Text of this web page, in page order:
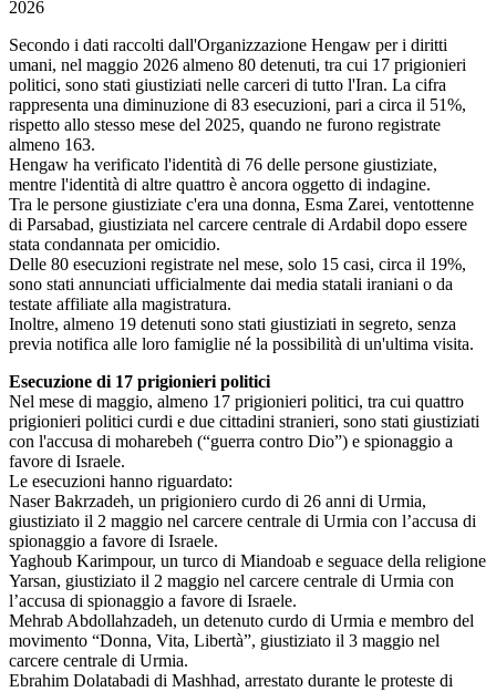
2026
Secondo i dati raccolti dall'Organizzazione Hengaw per i diritti
umani, nel maggio 2026 almeno 80 detenuti, tra cui 17 prigionieri
politici, sono stati giustiziati nelle carceri di tutto l'Iran. La cifra
rappresenta una diminuzione di 83 esecuzioni, pari a circa il 51%,
rispetto allo stesso mese del 2025, quando ne furono registrate
almeno 163.
Hengaw ha verificato l'identità di 76 delle persone giustiziate,
mentre l'identità di altre quattro è ancora oggetto di indagine.
Tra le persone giustiziate c'era una donna, Esma Zarei, ventottenne
di Parsabad, giustiziata nel carcere centrale di Ardabil dopo essere
stata condannata per omicidio.
Delle 80 esecuzioni registrate nel mese, solo 15 casi, circa il 19%,
sono stati annunciati ufficialmente dai media statali iraniani o da
testate affiliate alla magistratura.
Inoltre, almeno 19 detenuti sono stati giustiziati in segreto, senza
previa notifica alle loro famiglie né la possibilità di un'ultima visita.
Esecuzione di 17 prigionieri politici
Nel mese di maggio, almeno 17 prigionieri politici, tra cui quattro
prigionieri politici curdi e due cittadini stranieri, sono stati giustiziati
con l'accusa di moharebeh (“guerra contro Dio”) e spionaggio a
favore di Israele.
Le esecuzioni hanno riguardato:
Naser Bakrzadeh, un prigioniero curdo di 26 anni di Urmia,
giustiziato il 2 maggio nel carcere centrale di Urmia con l’accusa di
spionaggio a favore di Israele.
Yaghoub Karimpour, un turco di Miandoab e seguace della religione
Yarsan, giustiziato il 2 maggio nel carcere centrale di Urmia con
l’accusa di spionaggio a favore di Israele.
Mehrab Abdollahzadeh, un detenuto curdo di Urmia e membro del
movimento “Donna, Vita, Libertà”, giustiziato il 3 maggio nel
carcere centrale di Urmia.
Ebrahim Dolatabadi di Mashhad, arrestato durante le proteste di